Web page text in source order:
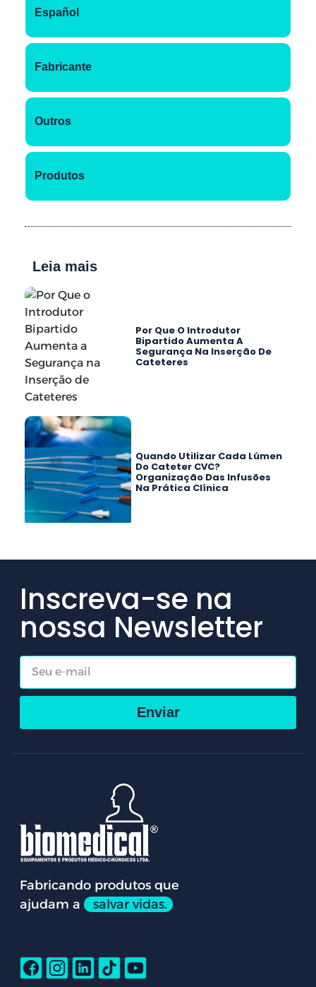
Español
Fabricante
Outros
Produtos
Leia mais
Por Que O Introdutor
Bipartido Aumenta A
Segurança Na Inserção De
Cateteres
Quando Utilizar Cada Lúmen
Do Cateter CVC?
Organização Das Infusões
Na Prática Clínica
Inscreva-se na
nossa Newsletter
Enviar
Fabricando produtos que
ajudam a
salvar vidas.